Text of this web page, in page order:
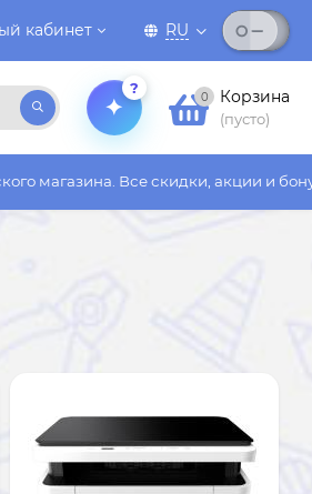
кабинет RU
?
0 Корзина
(пусто)
акции и бонусы действуют